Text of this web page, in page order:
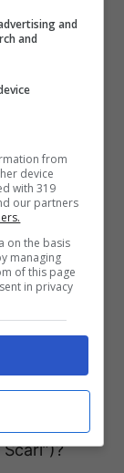
fosse
di
Rup l’8
per il
per
inaugurato
non poco
and
and
from
device
with 319
our partners
on the basis
managing
of this page
in privacy